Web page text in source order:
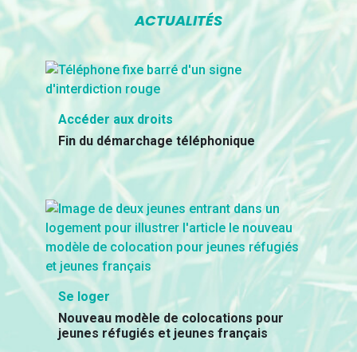
ACTUALITÉS
Accéder aux droits
Fin du démarchage téléphonique
Se loger
Nouveau modèle de colocations pour
jeunes réfugiés et jeunes français